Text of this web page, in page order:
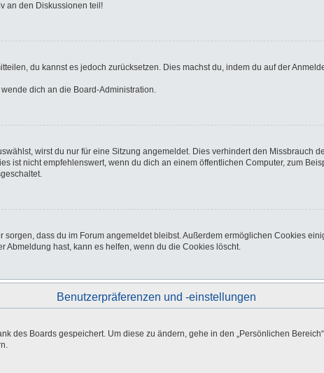
an den Diskussionen teil!
du kannst es jedoch zurücksetzen. Dies machst du, indem du auf der
dich an die Board-Administration.
wirst du nur für eine Sitzung angemeldet. Dies verhindert den Missbrauch
ist nicht empfehlenswert, wenn du dich an einem öffentlichen Computer, zum
dass du im Forum angemeldet bleibst. Außerdem ermöglichen Cookies
Abmeldung hast, kann es helfen, wenn du die Cookies löscht.
Benutzerpräferenzen und -einstellungen
des Boards gespeichert. Um diese zu ändern, gehe in den „Persönlichen